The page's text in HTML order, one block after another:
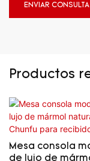
ENVIAR
Productos
Mesa consola
de lujo de